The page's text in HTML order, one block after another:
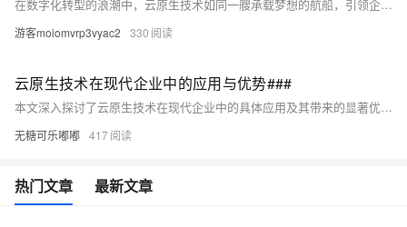
在数字化转型的浪潮中，云原生技术如同一艘承载梦想的航船，引领企业驶向创新与效率的新海域。本文将深入探索云原生技术的核心价值，揭示其如何重塑软件开发、部署和运维模式，同时通过一个简易代码示例，展现云原生应用的构建过程，让读者领略到云原生技术的魅力所在。
游客moiomvrp3vyac2 330
云原生技术在现代企业中的应用与优势###
本文深入探讨了云原生技术在现代企业中的具体应用及其带来的显著优势。随着云计算的普及，云原生作为一种新兴的技术架构，正逐渐成为企业数字化转型的关键驱动力。文章将详细介绍云原生的核心概念、主要技术组件以及在实际业务场景中的成功案例，旨在为读者提供一个全面且实用的参考框架，以便更好地理解和应用云原生技术。 ###
无糖可乐嘟嘟 417
热门文章 最新文章